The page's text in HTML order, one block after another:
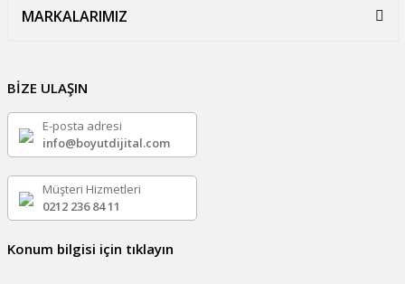
MARKALARIMIZ
BİZE ULAŞIN
E-posta adresi
info@boyutdijital.com
Müşteri Hizmetleri
0212 236 84 11
Konum bilgisi için tıklayın